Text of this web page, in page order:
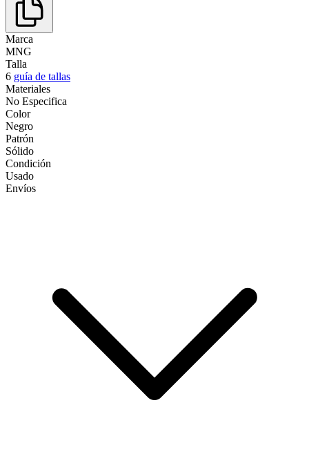
Marca
MNG
Talla
6 guía de tallas
Materiales
No Especifica
Color
Negro
Patrón
Sólido
Condición
Usado
Envíos